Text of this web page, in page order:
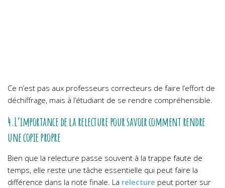
Ce n’est pas aux professeurs correcteurs de faire l’effort de
déchiffrage, mais à l’étudiant de se rendre compréhensible.
4.L’importance de la relecture pour savoir comment rendre
une copie propre
Bien que la relecture passe souvent à la trappe faute de
temps, elle reste une tâche essentielle qui peut faire la
différence dans la note finale. La relecture peut porter sur